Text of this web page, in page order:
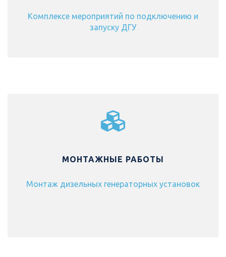
Комплексе мероприятий по подключению и
запуску ДГУ
МОНТАЖНЫЕ РАБОТЫ
Монтаж дизельных генераторных установок